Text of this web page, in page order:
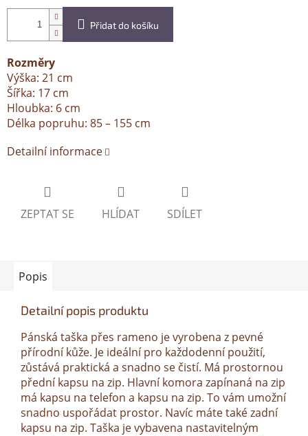
Přidat do košíku
Rozměry
Výška: 21 cm
Šířka: 17 cm
Hloubka: 6 cm
Délka popruhu: 85 – 155 cm
Detailní informace
ZEPTAT SE HLÍDAT SDÍLET
Popis
Detailní popis produktu
Pánská taška přes rameno je vyrobena z pevné
přírodní kůže. Je ideální pro každodenní použití,
zůstává praktická a snadno se čistí. Má prostornou
přední kapsu na zip. Hlavní komora zapínaná na zip
má kapsu na telefon a kapsu na zip. To vám umožní
snadno uspořádat prostor. Navíc máte také zadní
kapsu na zip. Taška je vybavena nastavitelným